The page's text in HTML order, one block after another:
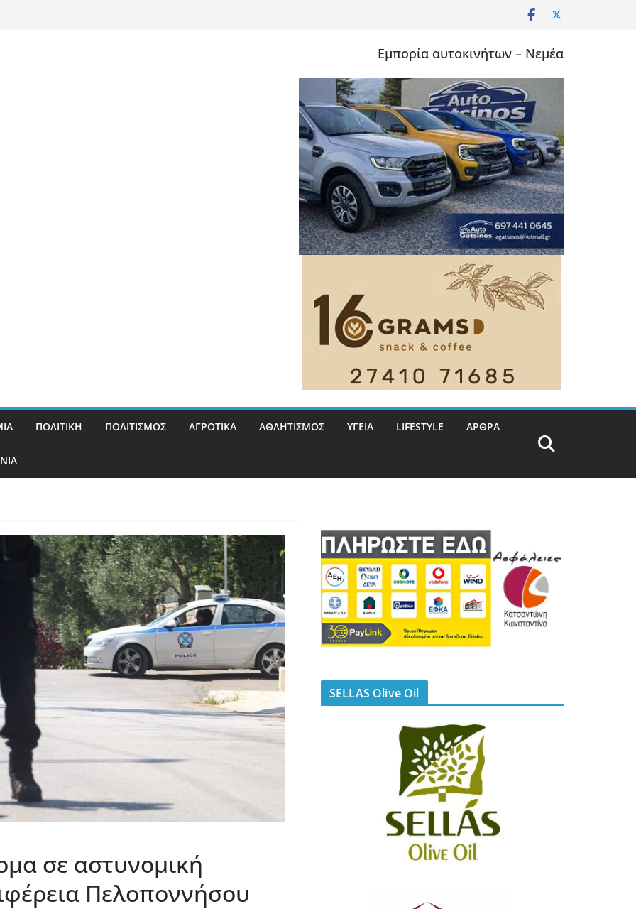
Εμπορία αυτοκινήτων – Νεμέα
ΠΟΛΙΤΙΚΗ ΠΟΛΙΤΙΣΜΟΣ ΑΓΡΟΤΙΚΑ ΑΘΛΗΤΙΣΜΟΣ ΥΓΕΙΑ LIFESTYLE ΑΡΘΡΑ
σε αστυνομική
Πελοποννήσου
SELLAS Olive Oil